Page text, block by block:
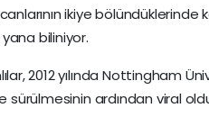
ikiye bölündüklerinde
biliniyor.
2012 yılında Nottingham
sürülmesinin ardından viral